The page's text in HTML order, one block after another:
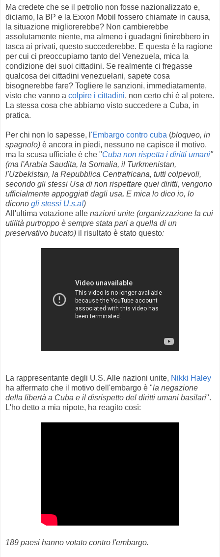
Ma credete che se il petrolio non fosse nazionalizzato e,
diciamo, la BP e la Exxon Mobil fossero chiamate in causa,
la situazione migliorerebbe? Non cambierebbe
assolutamente niente, ma almeno i guadagni finirebbero in
tasca ai privati, questo succederebbe. E questa è la ragione
per cui ci preoccupiamo tanto del Venezuela, mica la
condizione dei suoi cittadini. Se realmente ci fregasse
qualcosa dei cittadini venezuelani, sapete cosa
bisognerebbe fare? Togliere le sanzioni, immediatamente,
visto che vanno a colpire i cittadini, non certo chi è al potere.
La stessa cosa che abbiamo visto succedere a Cuba, in
pratica.
Per chi non lo sapesse, l 'Embargo contro cuba (bloqueo, in
spagnolo) è ancora in piedi, nessuno ne capisce il motivo,
ma la scusa ufficiale è che "Cuba non rispetta i diritti umani"
(ma l'Arabia Saudita, la Somalia, il Turkmenistan,
l'Uzbekistan, la Repubblica Centrafricana, tutti colpevoli,
secondo gli stessi Usa di non rispettare quei diritti, vengono
ufficialmente appoggiati dagli usa. E mica lo dico io, lo
dicono gli stessi U.s.a!)
All'ultima votazione alle nazioni unite (organizzazione la cui
utilità purtroppo è sempre stata pari a quella di un
preservativo bucato) il risultato è stato questo:
La rappresentante degli U.S. Alle nazioni unite, Nikki Haley
ha affermato che il motivo dell'embargo è "la negazione
della libertà a Cuba e il disrispetto del diritti umani basilari".
L'ho detto a mia nipote, ha reagito così:
189 paesi hanno votato contro l'embargo.